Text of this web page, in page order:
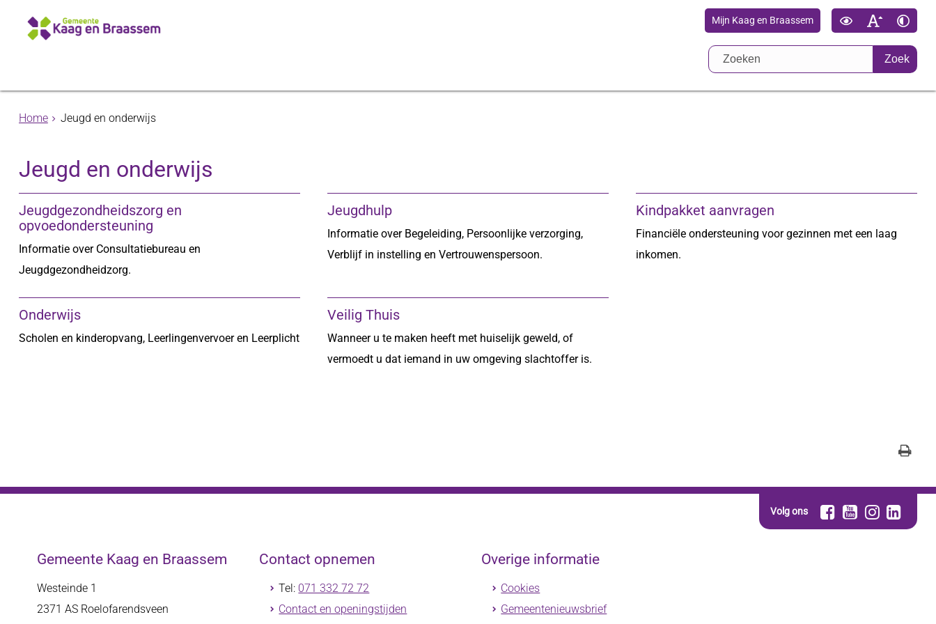
Mijn Kaag en Braassem
Zoek
Home Jeugd en onderwijs
Jeugd en onderwijs
Jeugdgezondheidszorg en
opvoedondersteuning
Informatie over Consultatiebureau en
Jeugdgezondheidzorg.
Jeugdhulp
Informatie over Begeleiding, Persoonlijke verzorging,
Verblijf in instelling en Vertrouwenspersoon.
Kindpakket aanvragen
Financiële ondersteuning voor gezinnen met een laag
inkomen.
Onderwijs
Scholen en kinderopvang, Leerlingenvervoer en Leerplicht
Veilig Thuis
Wanneer u te maken heeft met huiselijk geweld, of
vermoedt u dat iemand in uw omgeving slachtoffer is.
Volg ons
Gemeente Kaag en Braassem
Westeinde 1
2371 AS Roelofarendsveen
Contact opnemen
Tel: 071 332 72 72
Contact en openingstijden
Overige informatie
Cookies
Gemeentenieuwsbrief